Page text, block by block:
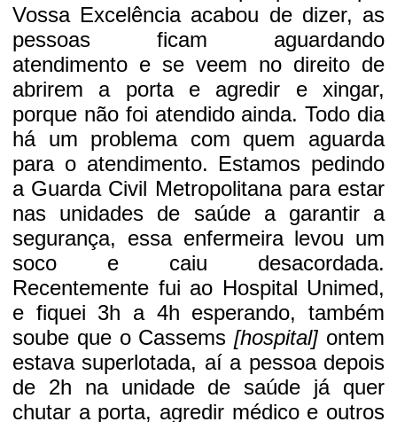
Vossa Excelência acabou de dizer, as
pessoas ficam aguardando
atendimento e se veem no direito de
abrirem a porta e agredir e xingar,
porque não foi atendido ainda. Todo dia
há um problema com quem aguarda
para o atendimento. Estamos pedindo
a Guarda Civil Metropolitana para estar
nas unidades de saúde a garantir a
segurança, essa enfermeira levou um
soco e caiu desacordada.
Recentemente fui ao Hospital Unimed,
e fiquei 3h a 4h esperando, também
soube que o Cassems[hospital] ontem
estava superlotada, aí a pessoa depois
de 2h na unidade de saúde já quer
chutar a porta, agredir médico e outros